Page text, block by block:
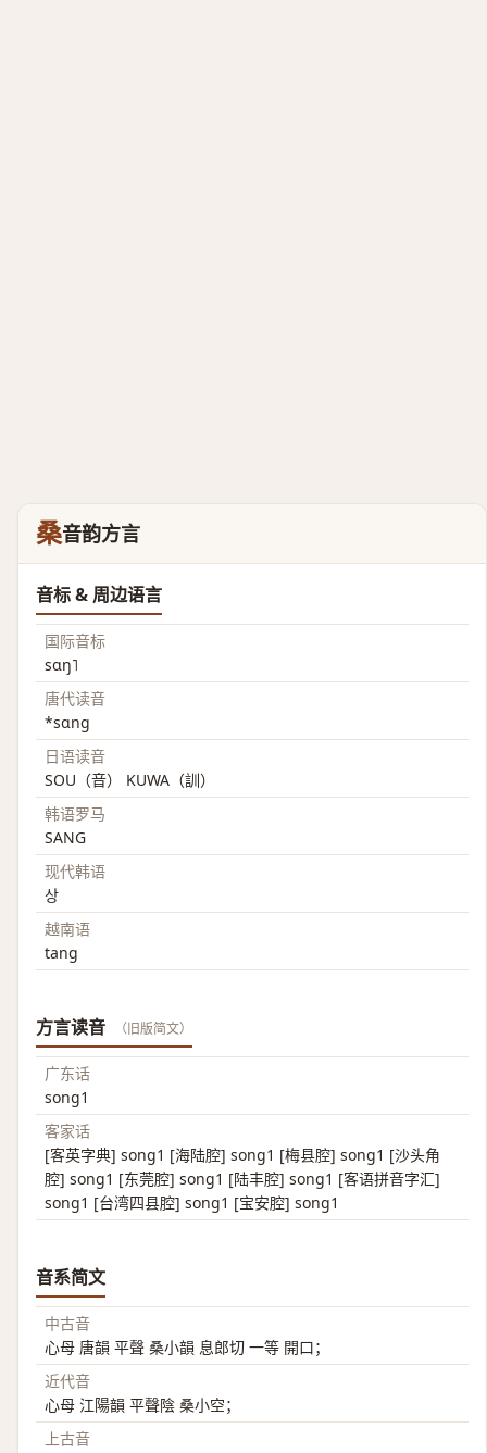
桑音韵方言
音标 & 周边语言
国际音标
sɑŋ˥
唐代读音
*sɑng
日语读音
SOU（音） KUWA（訓）
韩语罗马
SANG
现代韩语
상
越南语
tang
方言读音 （旧版简文）
广东话
song1
客家话
[客英字典] song1 [海陆腔] song1 [梅县腔] song1 [沙头角
腔] song1 [东莞腔] song1 [陆丰腔] song1 [客语拼音字汇]
song1 [台湾四县腔] song1 [宝安腔] song1
音系简文
中古音
心母 唐韻 平聲 桑小韻 息郎切 一等 開口；
近代音
心母 江陽韻 平聲陰 桑小空；
上古音